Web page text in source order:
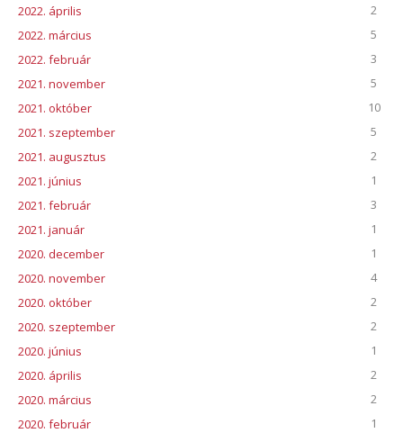
2022. április
2
2022. március
5
2022. február
3
2021. november
5
2021. október
10
2021. szeptember
5
2021. augusztus
2
2021. június
1
2021. február
3
2021. január
1
2020. december
1
2020. november
4
2020. október
2
2020. szeptember
2
2020. június
1
2020. április
2
2020. március
2
2020. február
1